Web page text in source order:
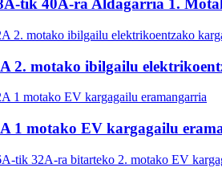
tik 40A-ra Aldagarria 1.
2. motako ibilgailu
1 motako EV kargagailu